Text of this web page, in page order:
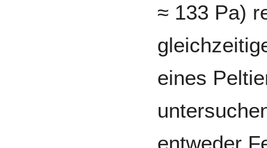
≈ 133 Pa)
eines
entweder